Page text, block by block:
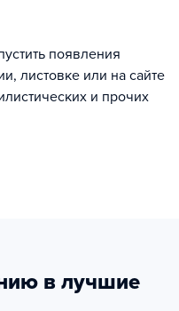
появления
листовке или на сайте
и прочих
в лучшие